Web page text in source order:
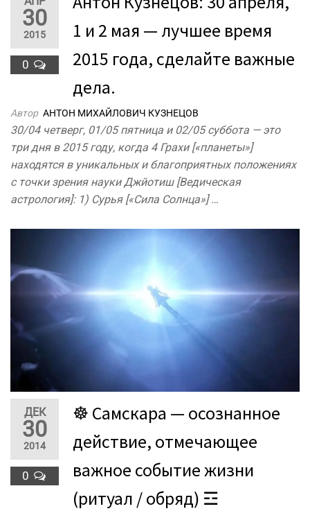
30
2015
0
1 и 2 мая — лучшее время
2015 года, сделайте важные
дела.
Автор АНТОН МИХАЙЛОВИЧ КУЗНЕЦОВ
30/04 четверг, 01/05 пятница и 02/05 суббота — это
три дня в 2015 году, когда 4 Грахи [«планеты»]
находятся в уникальных и благоприятных положениях
с точки зрения науки Джйотиш [Ведическая
астрология]: 1) Сурья [«Сила Солнца»] …
ДЕК
30
2014
0
☸ Самскара — осознанное
действие, отмечающее
важное событие жизни
(ритуал / обряд) ☲